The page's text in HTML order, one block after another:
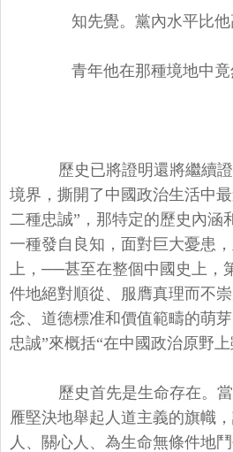
知先覺。黨內水平比他
青年他在那種境地中竟
歷史已將證明還將繼續證
境界，撕開了中國政治生活中
二種忠誠”，那特定的歷史內涵
一種發自良知，面對巨大憂患
上，──甚至在整個中國史上，
件地絕對順從、服膺真理而不
念、道德標准和價值範疇的萌
忠誠”來概括“在中國政治原野
歷史首先是生命存在。當
雁堅決地舉起人道主義的旗幟
人、關心人、為生命無條件地